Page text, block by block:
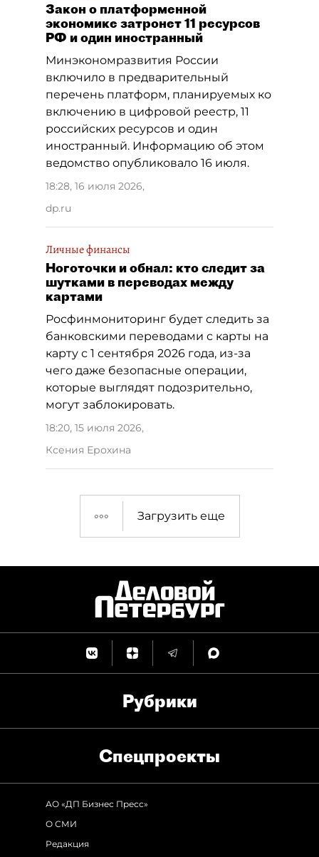
Закон о платформенной
экономике затронет 11 ресурсов
РФ и один иностранный
Минэкономразвития России
включило в предварительный
перечень платформ, планируемых ко
включению в цифровой реестр, 11
российских ресурсов и один
иностранный. Информацию об этом
ведомство опубликовало 16 июля.
18:28, 16 июля 2026,
dp.ru
Личные финансы
Ноготочки и обнал: кто следит за
шутками в переводах между
картами
Росфинмониторинг будет следить за
банковскими переводами с карты на
карту с 1 сентября 2026 года, из-за
чего даже безопасные операции,
которые выглядят подозрительно,
могут заблокировать.
18:20, 15 июля 2026,
Ксения Ерохина
Загрузить еще
Рубрики
Спец­проекты
АО «ДП Бизнес Пресс»
О СМИ
Редакция